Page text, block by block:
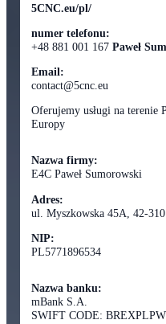
5CNC.eu/pl/
numer telefonu:
+48 881 001 167 Paweł
Email:
contact@5cnc.eu
Oferujemy usługi na terenie
Europy
Nazwa firmy:
E4C Paweł Sumorowski
Adres:
ul. Myszkowska 45A, 42-
NIP:
PL5771896534
Nazwa banku:
mBank S.A.
SWIFT CODE: